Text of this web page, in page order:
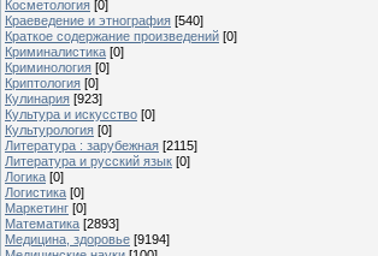
Косметология [0]
Краеведение и этнография [540]
Краткое содержание произведений [0]
Криминалистика [0]
Криминология [0]
Криптология [0]
Кулинария [923]
Культура и искусство [0]
Культурология [0]
Литература : зарубежная [2115]
Литература и русский язык [0]
Логика [0]
Логистика [0]
Маркетинг [0]
Математика [2893]
Медицина, здоровье [9194]